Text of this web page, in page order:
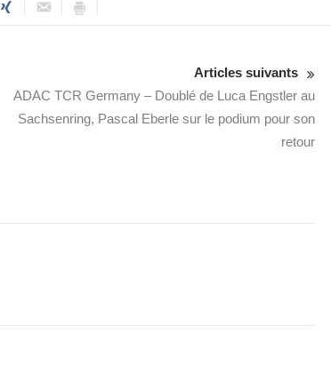
Articles suivants
ADAC TCR Germany – Doublé de Luca Engstler au
Sachsenring, Pascal Eberle sur le podium pour son
retour